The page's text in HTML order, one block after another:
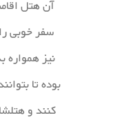
آن هتل
سفر خوبی
نیز همواره
بوده تا
کنند و